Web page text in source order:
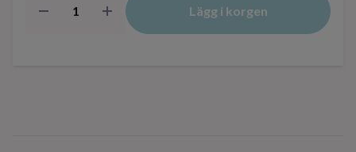
Lägg i korgen